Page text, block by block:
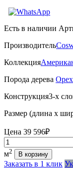
Есть в наличии
Производитель
Коллекция
Порода дерева
Конструкция3-х
Размер (длина х
Цена 39 596₽
Количество
м2 В корзину
Заказать в 1 клик